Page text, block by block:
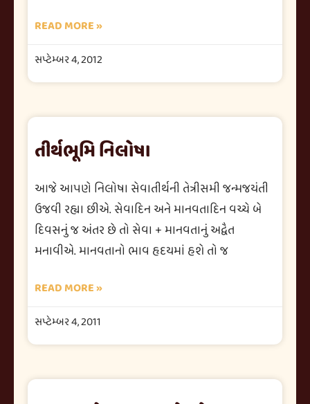
READ MORE »
સપ્ટેમ્બર 4, 2012
તીર્થભૂમિ નિલોષા
આજે આપણે નિલોષા સેવાતીર્થની તેત્રીસમી જન્મજયંતી
ઉજવી રહ્યા છીએ. સેવાદિન અને માનવતાદિન વચ્ચે બે
દિવસનું જ અંતર છે તો સેવા + માનવતાનું અદ્વૈત
મનાવીએ. માનવતાનો ભાવ હૃદયમાં હશે તો જ
READ MORE »
સપ્ટેમ્બર 4, 2011